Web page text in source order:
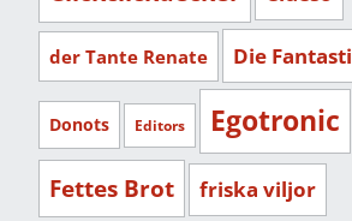
der Tante Renate Die
Donots Editors Egotronic
Fettes Brot friska viljor